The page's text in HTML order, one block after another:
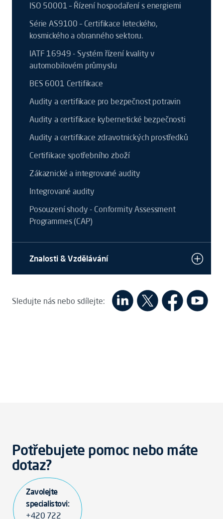
ISO 50001 – Řízení hospodaření s energiemi
Série AS9100 – Certifikace leteckého,
kosmického a obranného sektoru.
IATF 16949 - Systém řízení kvality v
automobilovém průmyslu
BES 6001 Certifikace
Audity a certifikace pro bezpečnost potravin
Audity a certifikace kybernetické bezpečnosti
Audity a certifikace zdravotnických prostředků
Certifikace spotřebního zboží
Zákaznické a integrované audity
Integrované audity
Posouzení shody - Conformity Assessment
Programmes (CAP)
Znalosti & Vzdělávání
Sledujte nás nebo sdílejte:
Potřebujete pomoc nebo máte
dotaz?
Zavolejte
specialistovi:
+420 722